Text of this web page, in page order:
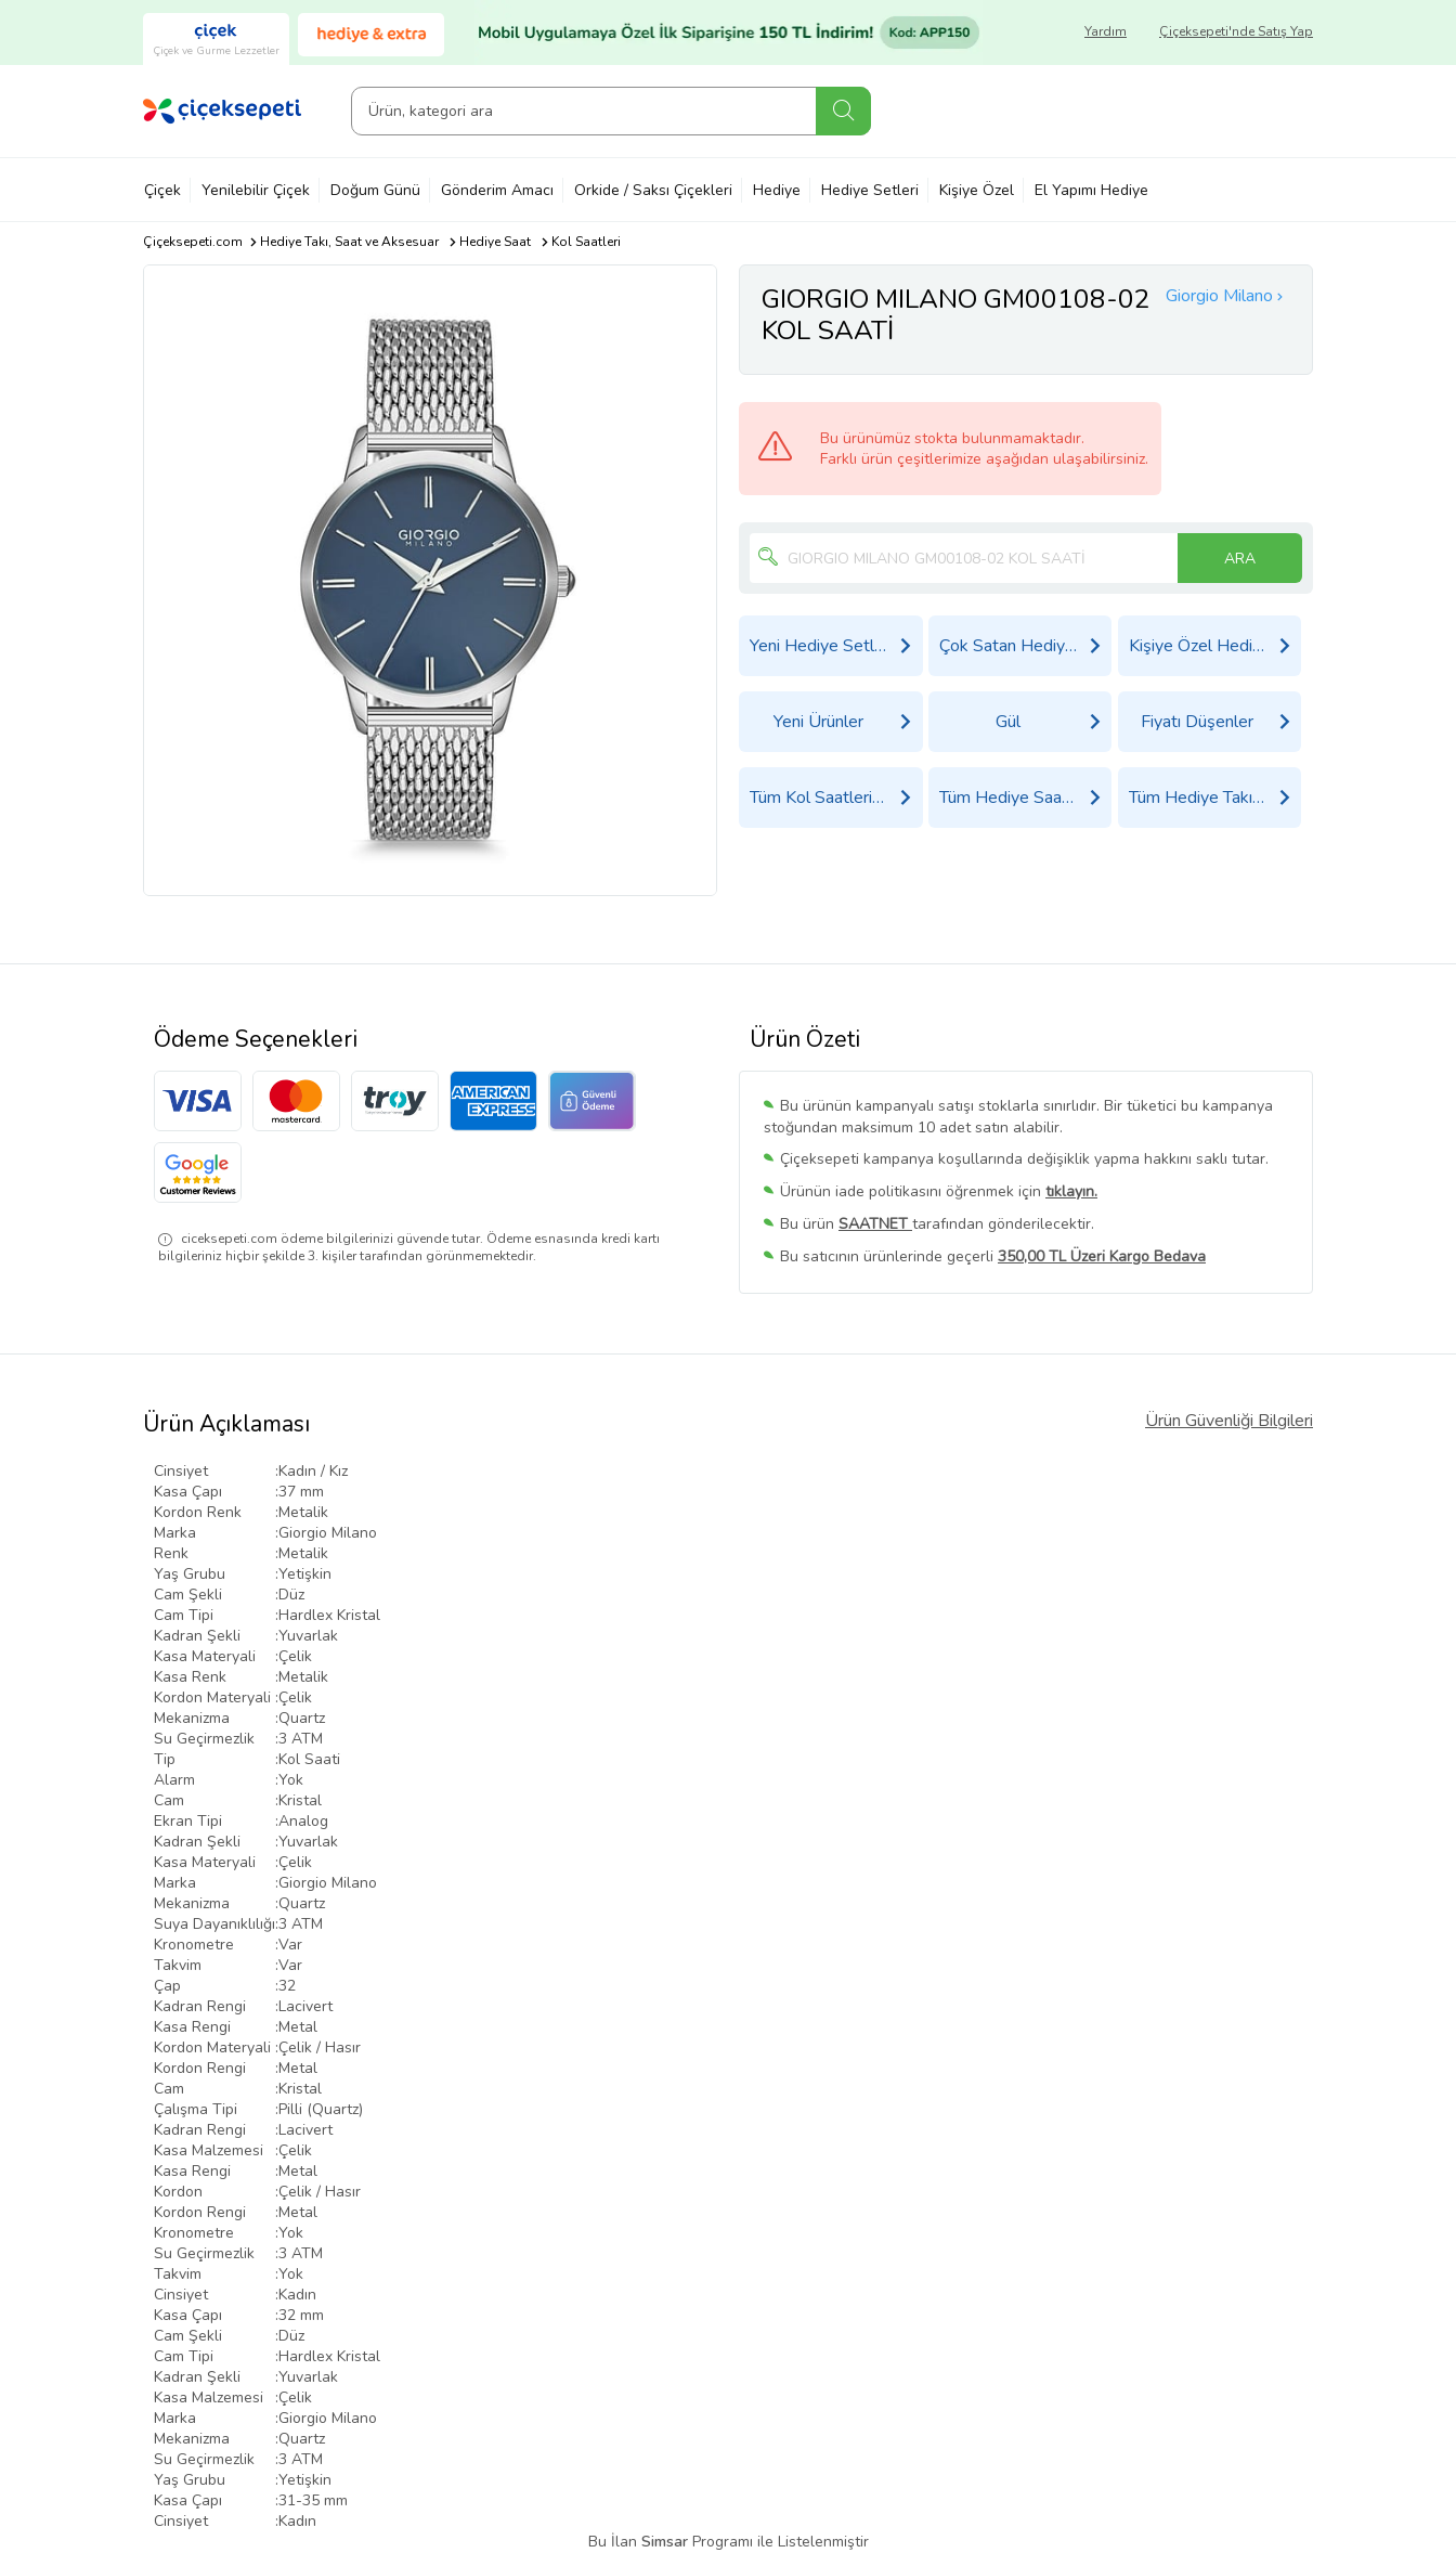
Çiçek ve Gurme Lezzetler
Çiçeksepeti'nde Satış Yap
Yardım
Çiçek Yenilebilir Çiçek Doğum Günü Gönderim Amacı Orkide / Saksı Çiçekleri Hediye Hediye Setleri Kişiye Özel El Yapımı Hediye
Çiçeksepeti.com Hediye Takı, Saat ve Aksesuar Hediye Saat Kol Saatleri
Giorgio Milano
GIORGIO MILANO GM00108-02
KOL SAATİ
Bu ürünümüz stokta bulunmamaktadır.
Farklı ürün çeşitlerimize aşağıdan ulaşabilirsiniz.
ARA
Yeni Hediye Setleri Çok Satan Hediyeler Kişiye Özel Hediyeler
Yeni Ürünler Gül Fiyatı Düşenler
Tüm Kol Saatleri Ürünleri Tüm Hediye Saat Ürünleri Tüm Hediye Takı, Saat ve Aksesuar Ürünleri
Ürün Özeti
Bu ürünün kampanyalı satışı stoklarla sınırlıdır. Bir tüketici bu kampanya
stoğundan maksimum 10 adet satın alabilir.
Çiçeksepeti kampanya koşullarında değişiklik yapma hakkını saklı tutar.
Ürünün iade politikasını öğrenmek için tıklayın.
Bu ürün SAATNET tarafından gönderilecektir.
Bu satıcının ürünlerinde geçerli 350,00 TL Üzeri Kargo Bedava
Bu SatıcınınTüm Ürünlerini Görüntüle
Ödeme Seçenekleri
ciceksepeti.com ödeme bilgilerinizi güvende tutar. Ödeme esnasında kredi kartı
bilgileriniz hiçbir şekilde 3. kişiler tarafından görünmemektedir.
Ürün Açıklaması Ürün Güvenliği Bilgileri
Cinsiyet :Kadın / Kız
Kasa Çapı
:37 mm
Kordon Renk
:Metalik
Marka
:Giorgio Milano
Renk
:Metalik
Yaş Grubu
:Yetişkin
Cam Şekli
:Düz
Cam Tipi
:Hardlex Kristal
Kadran Şekli
:Yuvarlak
Kasa Materyali
:Çelik
Kasa Renk
:Metalik
Kordon Materyali :Çelik
Mekanizma
:Quartz
Su Geçirmezlik
:3 ATM
Tip
:Kol Saati
Alarm
:Yok
Cam
:Kristal
Ekran Tipi
:Analog
Kadran Şekli
:Yuvarlak
Kasa Materyali
:Çelik
Marka
:Giorgio Milano
Mekanizma
:Quartz
Suya Dayanıklılığı:3 ATM
Kronometre
:Var
Takvim
:Var
Çap
:32
Kadran Rengi
:Lacivert
Kasa Rengi
:Metal
Kordon Materyali :Çelik / Hasır
Kordon Rengi
:Metal
Cam
:Kristal
Çalışma Tipi
:Pilli (Quartz)
Kadran Rengi
:Lacivert
Kasa Malzemesi
:Çelik
Kasa Rengi
:Metal
Kordon
:Çelik / Hasır
Kordon Rengi
:Metal
Kronometre
:Yok
Su Geçirmezlik
:3 ATM
Takvim
:Yok
Cinsiyet
:Kadın
Kasa Çapı
:32 mm
Cam Şekli
:Düz
Cam Tipi
:Hardlex Kristal
Kadran Şekli
:Yuvarlak
Kasa Malzemesi
:Çelik
Marka
:Giorgio Milano
Mekanizma
:Quartz
Su Geçirmezlik
:3 ATM
Yaş Grubu
:Yetişkin
Kasa Çapı
:31-35 mm
Cinsiyet
:Kadın
Bu İlan SimsarProgramı ile Listelenmiştir